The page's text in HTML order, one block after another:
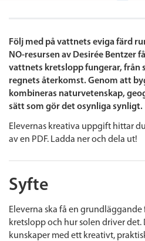
Följ med på vattnets eviga färd
NO-resursen av Desirée Bentzer
vattnets kretslopp fungerar, från
regnets återkomst. Genom att
kombineras naturvetenskap,
sätt som gör det osynliga synligt.
Elevernas kreativa uppgift hittar
av en PDF. Ladda ner och dela ut!
Syfte
Eleverna ska få en
kretslopp och hur solen driver det.
kunskaper med ett kreativt,